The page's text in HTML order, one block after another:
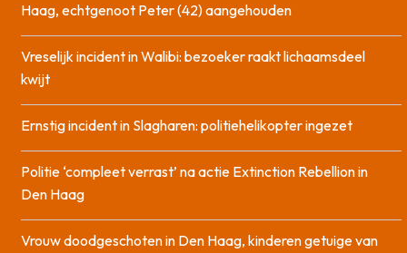
Haag, echtgenoot Peter (42) aangehouden
Vreselijk incident in Walibi: bezoeker raakt lichaamsdeel
kwijt
Ernstig incident in Slagharen: politiehelikopter ingezet
Politie ‘compleet verrast’ na actie Extinction Rebellion in
Den Haag
Vrouw doodgeschoten in Den Haag, kinderen getuige van